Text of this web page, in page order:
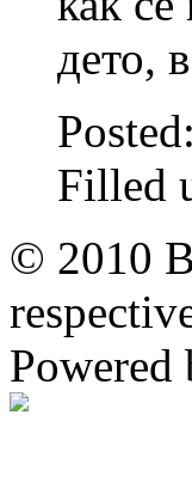
дето,
Filled
© 2010
Powered